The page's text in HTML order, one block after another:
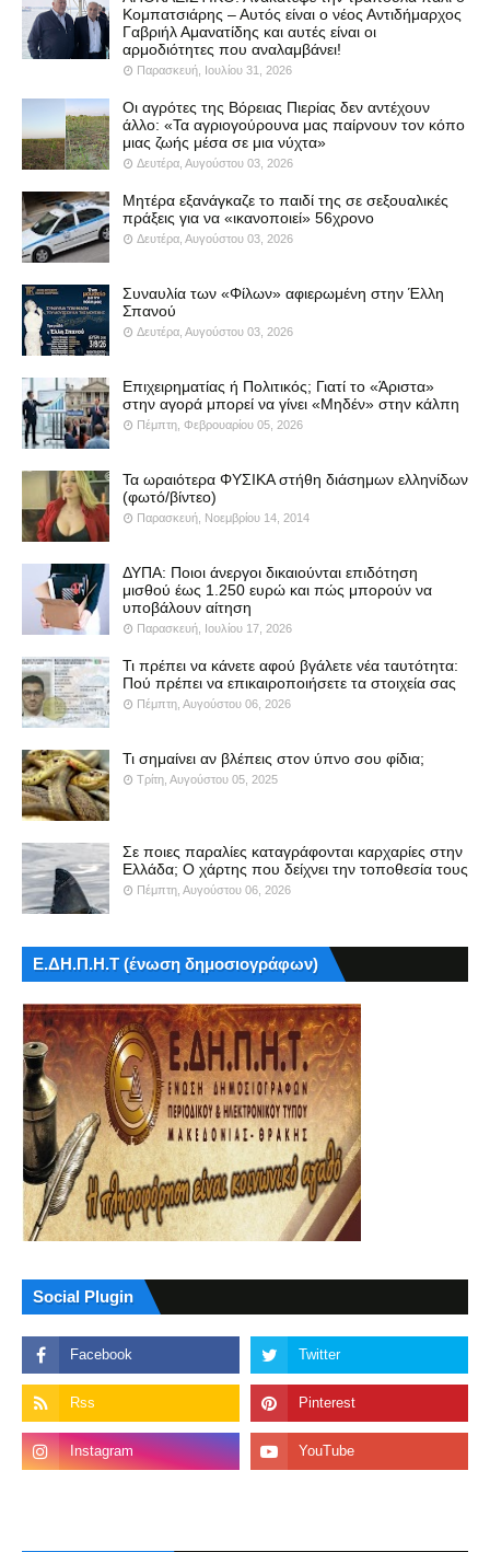
Κομπατσιάρης – Αυτός είναι ο νέος Αντιδήμαρχος
Γαβριήλ Αμανατίδης και αυτές είναι οι
αρμοδιότητες που αναλαμβάνει!
Παρασκευή, Ιουλίου 31, 2026
Οι αγρότες της Βόρειας Πιερίας δεν αντέχουν
άλλο: «Τα αγριογούρουνα μας παίρνουν τον κόπο
μιας ζωής μέσα σε μια νύχτα»
Δευτέρα, Αυγούστου 03, 2026
Μητέρα εξανάγκαζε το παιδί της σε σεξουαλικές
πράξεις για να «ικανοποιεί» 56χρονο
Δευτέρα, Αυγούστου 03, 2026
Συναυλία των «Φίλων» αφιερωμένη στην Έλλη
Σπανού
Δευτέρα, Αυγούστου 03, 2026
Επιχειρηματίας ή Πολιτικός; Γιατί το «Άριστα»
στην αγορά μπορεί να γίνει «Μηδέν» στην κάλπη
Πέμπτη, Φεβρουαρίου 05, 2026
Τα ωραιότερα ΦΥΣΙΚΑ στήθη διάσημων ελληνίδων
(φωτό/βίντεο)
Παρασκευή, Νοεμβρίου 14, 2014
ΔΥΠΑ: Ποιοι άνεργοι δικαιούνται επιδότηση
μισθού έως 1.250 ευρώ και πώς μπορούν να
υποβάλουν αίτηση
Παρασκευή, Ιουλίου 17, 2026
Τι πρέπει να κάνετε αφού βγάλετε νέα ταυτότητα:
Πού πρέπει να επικαιροποιήσετε τα στοιχεία σας
Πέμπτη, Αυγούστου 06, 2026
Τι σημαίνει αν βλέπεις στον ύπνο σου φίδια;
Τρίτη, Αυγούστου 05, 2025
Σε ποιες παραλίες καταγράφονται καρχαρίες στην
Ελλάδα; Ο χάρτης που δείχνει την τοποθεσία τους
Πέμπτη, Αυγούστου 06, 2026
Ε.ΔΗ.Π.Η.Τ (ένωση δημοσιογράφων)
Social Plugin